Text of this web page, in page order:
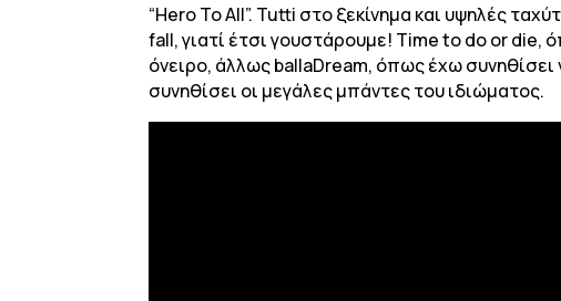
“Hero To All”. Tutti στο ξεκίνημα και υψηλές
fall, γιατί έτσι γουστάρουμε! Time to do or die,
όνειρο, άλλως ballaDream, όπως έχω
συνηθίσει οι μεγάλες μπάντες του ιδιώματος.